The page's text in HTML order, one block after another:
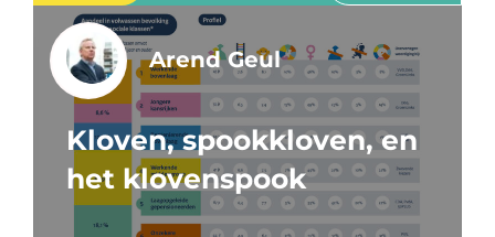
Arend Geul
Kloven, spookkloven, en
het klovenspook